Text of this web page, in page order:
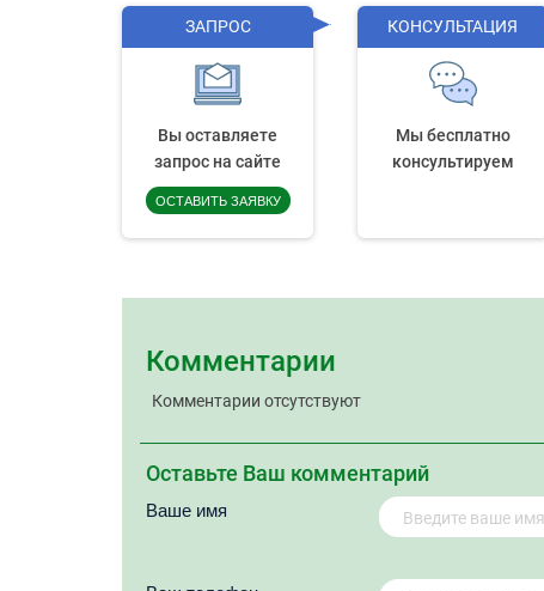
ЗАПРОС
Вы оставляете
запрос на сайте
ОСТАВИТЬ ЗАЯВКУ
КОНСУЛЬТАЦИЯ
Мы бесплатно
консультируем
Комментарии
Комментарии отсутствуют
Оставьте Ваш комментарий
Ваше имя